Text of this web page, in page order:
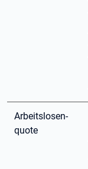
Arbeitslosen-
quote